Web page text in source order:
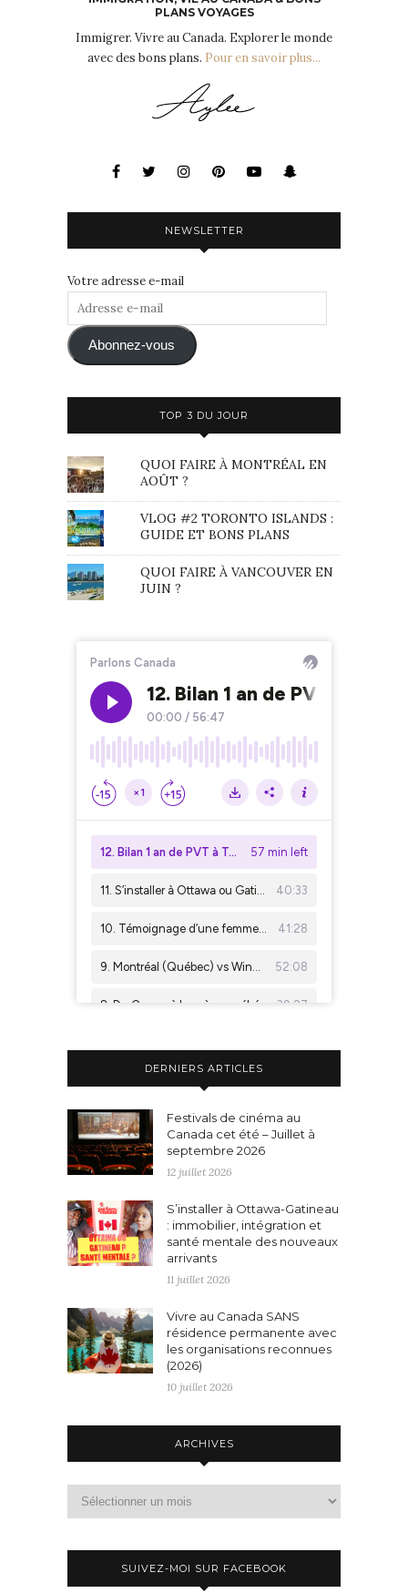
PLANS VOYAGES
Immigrer. Vivre au Canada. Explorer le monde
avec des bons plans. Pour en savoir plus...
NEWSLETTER
Votre adresse e-mail
Adresse
mail Abonnez-vous
TOP 3 DU JOUR
QUOI FAIRE À MONTRÉAL EN
AOÛT ?
VLOG #2 TORONTO ISLANDS :
GUIDE ET BONS PLANS
QUOI FAIRE À VANCOUVER EN
JUIN ?
DERNIERS ARTICLES
Festivals de cinéma au
Canada cet été – Juillet à
septembre 2026
12 juillet 2026
S’installer à Ottawa-Gatineau
: immobilier, intégration et
santé mentale des nouveaux
arrivants
11 juillet 2026
Vivre au Canada SANS
résidence permanente avec
les organisations reconnues
(2026)
10 juillet 2026
ARCHIVES
SUIVEZ-MOI SUR FACEBOOK